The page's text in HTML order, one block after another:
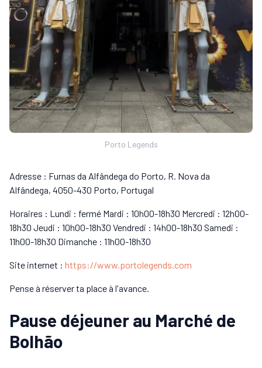
Porto Legends
Adresse : Furnas da Alfândega do Porto, R. Nova da
Alfândega, 4050-430 Porto, Portugal
Horaires : Lundi : fermé Mardi : 10h00-18h30 Mercredi : 12h00-
18h30 Jeudi : 10h00-18h30 Vendredi : 14h00-18h30 Samedi :
11h00-18h30 Dimanche : 11h00-18h30
Site internet : https://www.portolegends.com
Pense à réserver ta place à l'avance.
Pause déjeuner au Marché de
Bolhão